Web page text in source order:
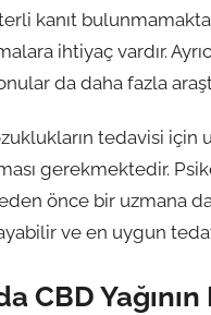
kanıt
ihtiyaç vardır.
da daha fazla
tedavisi
gerekmektedir.
önce bir uzmana
ve en uygun
CBD